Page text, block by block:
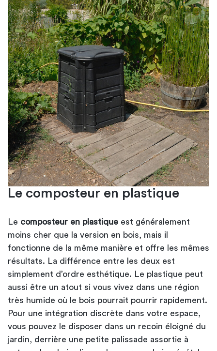
Le composteur en plastique
Le composteur en plastique est généralement
moins cher que la version en bois, mais il
fonctionne de la même manière et offre les mêmes
résultats. La différence entre les deux est
simplement d’ordre esthétique. Le plastique peut
aussi être un atout si vous vivez dans une région
très humide où le bois pourrait pourrir rapidement.
Pour une intégration discrète dans votre espace,
vous pouvez le disposer dans un recoin éloigné du
jardin, derrière une petite palissade assortie à